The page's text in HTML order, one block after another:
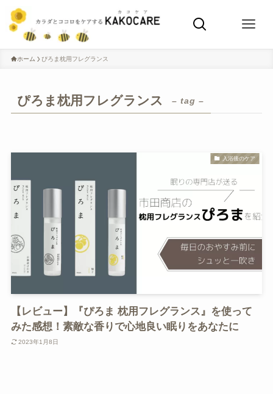
ホーム ぴろま枕用フレグランス
ぴろま枕用フレグランス – tag –
入浴後のケア
【レビュー】『ぴろま 枕用フレグランス』を使って
みた感想！素敵な香りで心地良い眠りをあなたに
2023年1月8日